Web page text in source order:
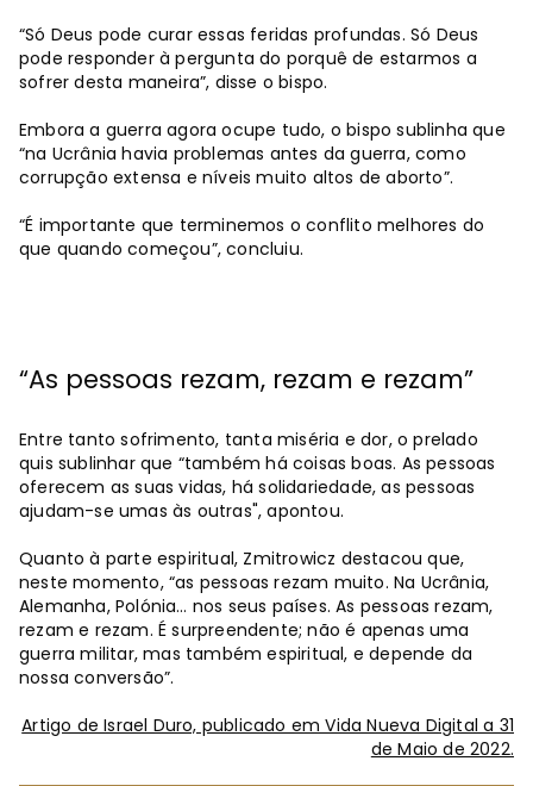
“Só Deus pode curar essas feridas profundas. Só Deus
pode responder à pergunta do porquê de estarmos a
sofrer desta maneira”, disse o bispo.
Embora a guerra agora ocupe tudo, o bispo sublinha que
“na Ucrânia havia problemas antes da guerra, como
corrupção extensa e níveis muito altos de aborto”.
“É importante que terminemos o conflito melhores do
que quando começou”, concluiu.
“As pessoas rezam, rezam e rezam”
Entre tanto sofrimento, tanta miséria e dor, o prelado
quis sublinhar que “também há coisas boas. As pessoas
oferecem as suas vidas, há solidariedade, as pessoas
ajudam-se umas às outras", apontou.
Quanto à parte espiritual, Zmitrowicz destacou que,
neste momento, “as pessoas rezam muito. Na Ucrânia,
Alemanha, Polónia… nos seus países. As pessoas rezam,
rezam e rezam. É surpreendente; não é apenas uma
guerra militar, mas também espiritual, e depende da
nossa conversão”.
Artigo de Israel Duro, publicado em Vida Nueva Digital a 31
de Maio de 2022.